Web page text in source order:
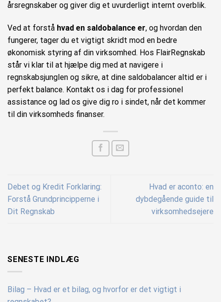
årsregnskaber og giver dig et uvurderligt internt overblik.
Ved at forstå hvad en saldobalance er, og hvordan den
fungerer, tager du et vigtigt skridt mod en bedre
økonomisk styring af din virksomhed. Hos FlairRegnskab
står vi klar til at hjælpe dig med at navigere i
regnskabsjunglen og sikre, at dine saldobalancer altid er i
perfekt balance. Kontakt os i dag for professionel
assistance og lad os give dig ro i sindet, når det kommer
til din virksomheds finanser.
Debet og Kredit Forklaring:
Forstå Grundprincipperne i
Dit Regnskab
Hvad er aconto: en
dybdegående guide til
virksomhedsejere
SENESTE INDLÆG
Bilag – Hvad er et bilag, og hvorfor er det vigtigt i